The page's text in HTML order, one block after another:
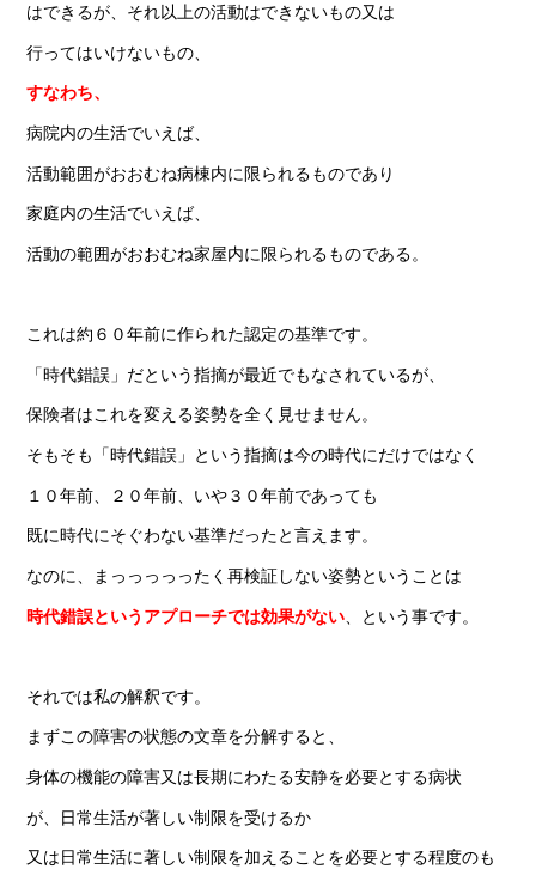
はできるが、それ以上の活動はできないもの又は
行ってはいけないもの、
すなわち、
病院内の生活でいえば、
活動範囲がおおむね病棟内に限られるものであり
家庭内の生活でいえば、
活動の範囲がおおむね家屋内に限られるものである。
これは約６０年前に作られた認定の基準です。
「時代錯誤」だという指摘が最近でもなされているが、
保険者はこれを変える姿勢を全く見せません。
そもそも「時代錯誤」という指摘は今の時代にだけではなく
１０年前、２０年前、いや３０年前であっても
既に時代にそぐわない基準だったと言えます。
なのに、まっっっっったく再検証しない姿勢ということは
時代錯誤というアプローチでは効果がない 、という事です。
それでは私の解釈です。
まずこの障害の状態の文章を分解すると、
身体の機能の障害又は長期にわたる安静を必要とする病状
が、日常生活が著しい制限を受けるか
又は日常生活に著しい制限を加えることを必要とする程度のも